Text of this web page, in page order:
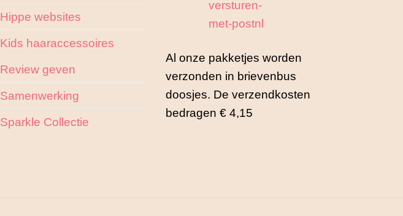
op
productpagina
Hippe websites
Kids haaraccessoires
Review geven
Samenwerking
Sparkle Collectie
Al onze pakketjes worden
verzonden in brievenbus
doosjes. De verzendkosten
bedragen € 4,15